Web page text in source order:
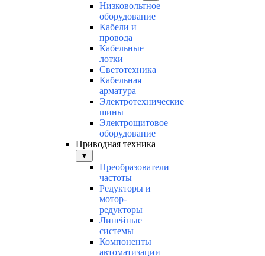
Низковольтное
оборудование
Кабели и
провода
Кабельные
лотки
Светотехника
Кабельная
арматура
Электротехнические
шины
Электрощитовое
оборудование
Приводная техника
▼
Преобразователи
частоты
Редукторы и
мотор-
редукторы
Линейные
системы
Компоненты
автоматизации